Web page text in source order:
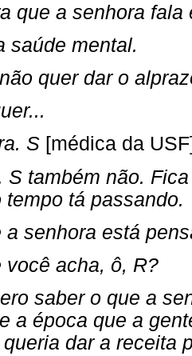
que a senhora
saúde mental.
quer dar o
S [médica da
S também não.
tempo tá passando.
a senhora está
você acha, ô, R?
saber o que a
a época que a
dar a receita